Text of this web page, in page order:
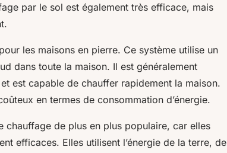
par le sol est également très efficace, mais
les maisons en pierre. Ce système utilise un
dans toute la maison. Il est généralement
est capable de chauffer rapidement la maison.
en termes de consommation d’énergie.
chauffage de plus en plus populaire, car elles
efficaces. Elles utilisent l’énergie de la terre, de